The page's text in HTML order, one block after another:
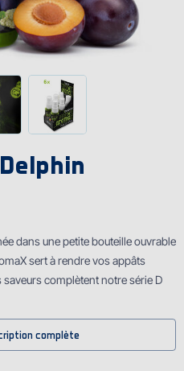
dans une petite bouteille ouvrable
sert à rendre vos appâts
complètent notre série D
qui capte l'attention des
ils sont léthargiques ou
complète